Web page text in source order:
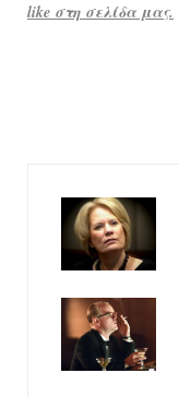
like στη σελίδα μας.